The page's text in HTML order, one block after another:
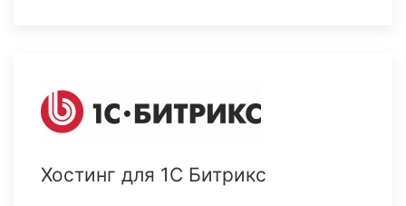
Хостинг для 1С Битрикс